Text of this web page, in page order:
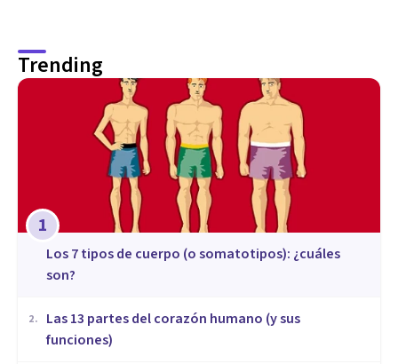
Trending
1
​Los 7 tipos de cuerpo (o somatotipos): ¿cuáles
son?
2.
Las 13 partes del corazón humano (y sus
funciones)